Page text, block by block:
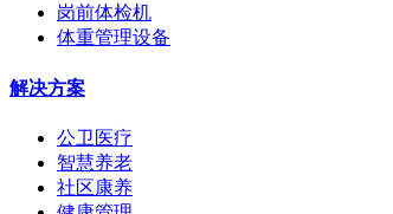
岗前体检机
体重管理设备
解决方案
公卫医疗
智慧养老
社区康养